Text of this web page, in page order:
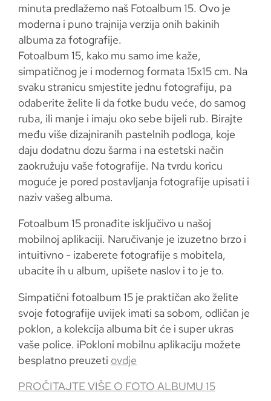
minuta predlažemo naš Fotoalbum 15. Ovo je
moderna i puno trajnija verzija onih bakinih
albuma za fotografije.
Fotoalbum 15, kako mu samo ime kaže,
simpatičnog je i modernog formata 15x15 cm. Na
svaku stranicu smjestite jednu fotografiju, pa
odaberite želite li da fotke budu veće, do samog
ruba, ili manje i imaju oko sebe bijeli rub. Birajte
među više dizajniranih pastelnih podloga, koje
daju dodatnu dozu šarma i na estetski način
zaokružuju vaše fotografije. Na tvrdu koricu
moguće je pored postavljanja fotografije upisati i
naziv vašeg albuma.
Fotoalbum 15 pronađite isključivo u našoj
mobilnoj aplikaciji. Naručivanje je izuzetno brzo i
intuitivno - izaberete fotografije s mobitela,
ubacite ih u album, upišete naslov i to je to.
Simpatični fotoalbum 15 je praktičan ako želite
svoje fotografije uvijek imati sa sobom, odličan je
poklon, a kolekcija albuma bit će i super ukras
vaše police. iPokloni mobilnu aplikaciju možete
besplatno preuzeti ovdje
PROČITAJTE VIŠE O FOTO ALBUMU 15